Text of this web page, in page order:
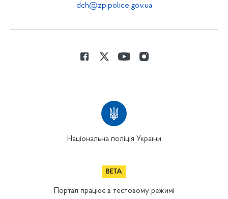
dch@zp.police.gov.ua
Національна поліція України
Портал працює в тестовому режимі